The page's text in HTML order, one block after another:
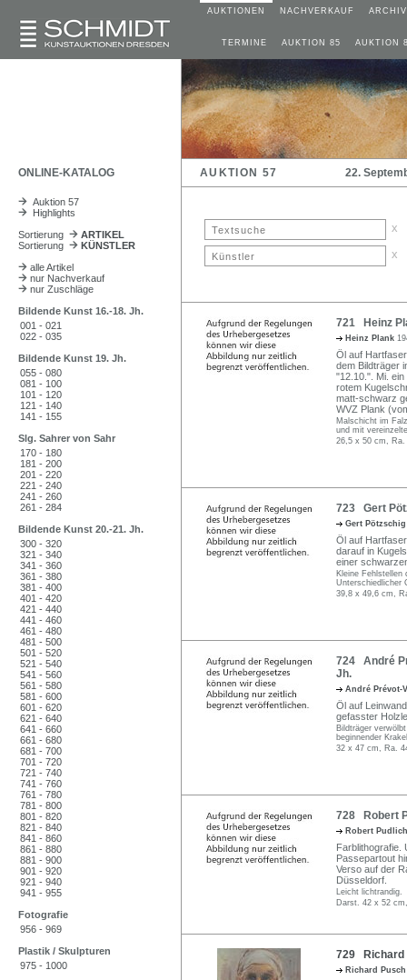
AUKTIONEN NACHVERKAUF ARCHIV
TERMINE AUKTION 85 AUKTION
ONLINE-KATALOG AUKTION 57 22.
Auktion 57
Highlights
Sortierung
ARTIKEL
Sortierung
KÜNSTLER
alle Artikel
nur Nachverkauf
nur Zuschläge
Bildende Kunst 16.-18. Jh.
001 - 021
022 - 035
Bildende Kunst 19. Jh.
055 - 080
081 - 100
101 - 120
121 - 140
141 - 155
Slg. Sahrer von Sahr
170 - 180
181 - 200
201 - 220
221 - 240
241 - 260
261 - 284
Bildende Kunst 20.-21. Jh.
300 - 320
321 - 340
341 - 360
361 - 380
381 - 400
401 - 420
421 - 440
441 - 460
461 - 480
481 - 500
501 - 520
521 - 540
541 - 560
561 - 580
581 - 600
601 - 620
621 - 640
641 - 660
661 - 680
681 - 700
701 - 720
721 - 740
741 - 760
761 - 780
781 - 800
801 - 820
821 - 840
841 - 860
861 - 880
881 - 900
901 - 920
921 - 940
941 - 955
Fotografie
956 - 969
Plastik / Skulpturen
975 - 1000
x
x
721 Heinz
Heinz Plank
Öl auf
dem Bildträger
"12.10.". Mi.
rotem
matt-schwarz
WVZ Plank
Malschicht im
und mit
26,5 x 50 cm,
723 Gert
Gert
Öl auf
darauf in
einer
Kleine
Unterschiedlicher
39,8 x 49,6 cm,
724 André
Jh.
André Prévot-
Öl auf
gefasster
Bildträger
beginnender
32 x 47 cm, Ra.
728 Robert
Robert
Farblithografie.
Passepartout
Verso auf der
Düsseldorf.
Leicht lichtrandig.
Darst. 42 x 52
729 Richard
Richard